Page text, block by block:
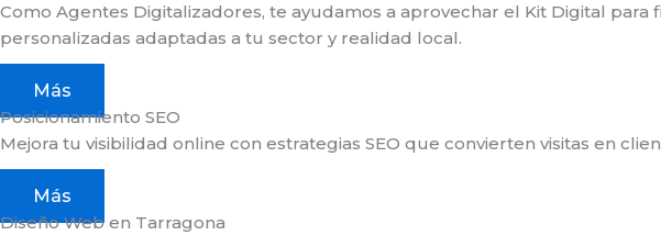
Como Agentes Digitalizadores, te ayudamos a aprovechar el Kit Digital
personalizadas adaptadas a tu sector y realidad local.
Más
Posicionamiento SEO
Mejora tu visibilidad online con estrategias SEO que convierten visitas en
Más
Diseño Web en Tarragona